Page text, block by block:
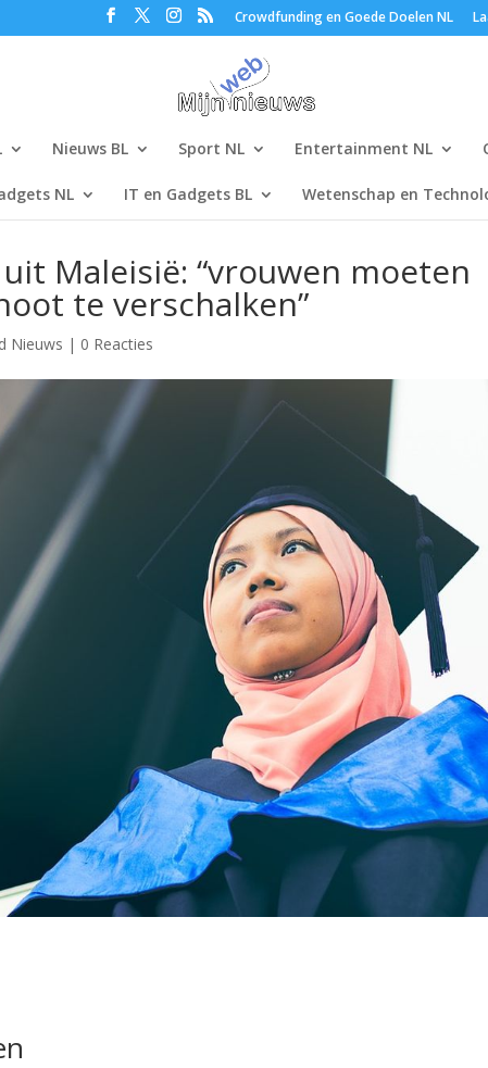
Crowdfunding en Goede Doelen NL
Nieuws BL Sport NL Entertainment NL
NL IT en Gadgets BL Wetenschap en
Maleisië: “vrouwen moeten
te verschalken”
Nieuws | 0 Reacties